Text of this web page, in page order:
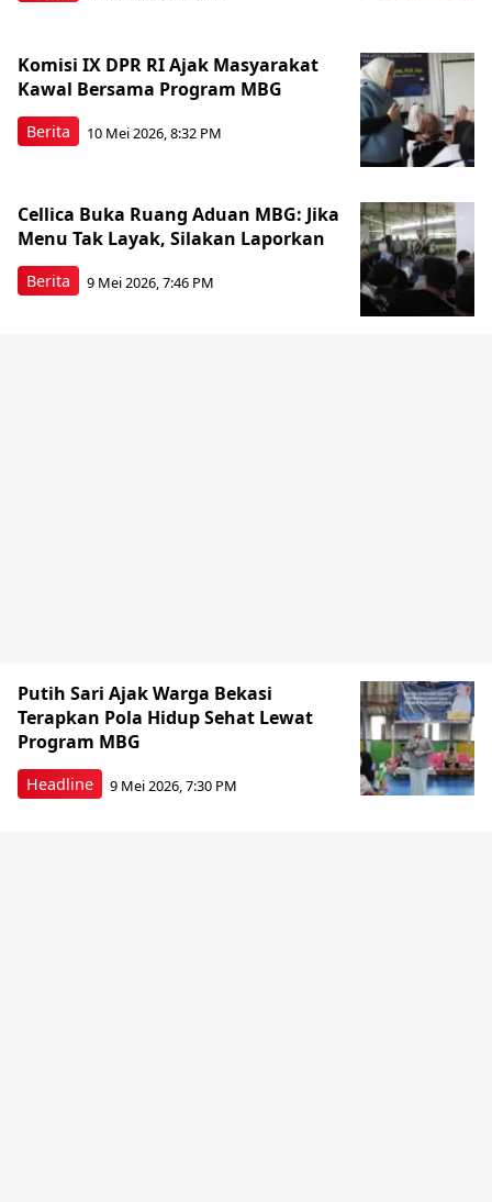
Berita
Komisi IX DPR RI Ajak Masyarakat
Kawal Bersama Program MBG
10 Mei 2026, 8:32 PM
Berita
Cellica Buka Ruang Aduan MBG: Jika
Menu Tak Layak, Silakan Laporkan
9 Mei 2026, 7:46 PM
Headline
Putih Sari Ajak Warga Bekasi
Terapkan Pola Hidup Sehat Lewat
Program MBG
9 Mei 2026, 7:30 PM